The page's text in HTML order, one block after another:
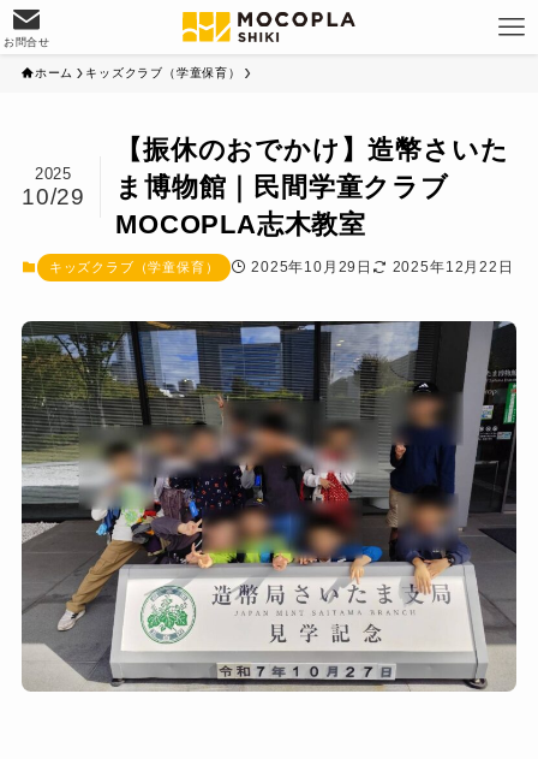
お問合せ
ホーム キッズクラブ（学童保育）
【振休のおでかけ】造幣さいた
ま博物館｜民間学童クラブ
MOCOPLA志木教室
2025
10/29
キッズクラブ（学童保育） 2025年10月29日 2025年12月22日